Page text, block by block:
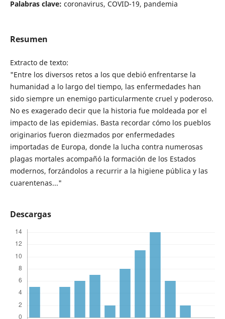
Palabras clave: coronavirus, COVID-19, pandemia
Resumen
Extracto de texto:
"Entre los diversos retos a los que debió enfrentarse la
humanidad a lo largo del tiempo, las enfermedades han
sido siempre un enemigo particularmente cruel y poderoso.
No es exagerado decir que la historia fue moldeada por el
impacto de las epidemias. Basta recordar cómo los pueblos
originarios fueron diezmados por enfermedades
importadas de Europa, donde la lucha contra numerosas
plagas mortales acompañó la formación de los Estados
modernos, forzándolos a recurrir a la higiene pública y las
cuarentenas..."
Descargas